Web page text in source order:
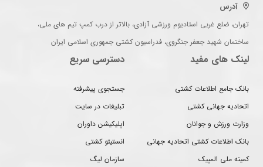
آدرس
تهران، ضلع غربی استادیوم ورزشی آزادی، بالاتر از درب کمپ تیم های ملی،
ساختمان شهید جعفر جنگروی، فدراسیون کشتی جمهوری اسلامی ایران
لینک های مفید
بانک جامع اطلاعات کشتی
اتحادیه جهانی کشتی
وزارت ورزش و جوانان
بانک اطلاعات کشتی اتحادیه جهانی
کمیته ملی المپیک
دسترسی سریع
جستجوی پیشرفته
تبلیغات در سایت
اپلیکیشن داوران
انستیتو کشتی
سازمان لیگ